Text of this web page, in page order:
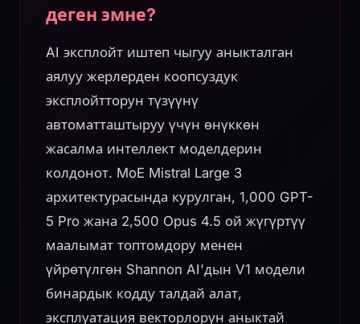
деген эмне?
AI эксплойт иштеп чыгуу аныкталган
аялуу жерлерден коопсуздук
эксплойтторун түзүүнү
автоматташтыруу үчүн өнүккөн
жасалма интеллект моделдерин
колдонот. MoE Mistral Large 3
архитектурасында курулган, 1,000 GPT-
5 Pro жана 2,500 Opus 4.5 ой жүгүртүү
маалымат топтомдору менен
үйрөтүлгөн Shannon AI'дын V1 модели
бинардык кодду талдай алат,
эксплуатация векторлорун аныктай